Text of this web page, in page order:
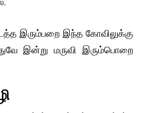
இரும்பறை இந்த கோவிலுக்கு
இன்று மருவி இரும்பொறை